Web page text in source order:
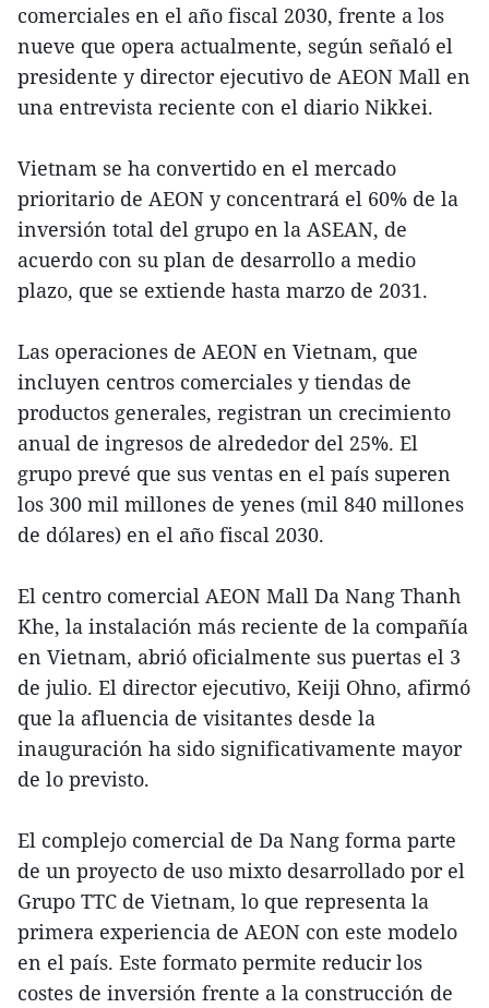
comerciales en el año fiscal 2030, frente a los
nueve que opera actualmente, según señaló el
presidente y director ejecutivo de AEON Mall en
una entrevista reciente con el diario Nikkei.
Vietnam se ha convertido en el mercado
prioritario de AEON y concentrará el 60% de la
inversión total del grupo en la ASEAN, de
acuerdo con su plan de desarrollo a medio
plazo, que se extiende hasta marzo de 2031.
Las operaciones de AEON en Vietnam, que
incluyen centros comerciales y tiendas de
productos generales, registran un crecimiento
anual de ingresos de alrededor del 25%. El
grupo prevé que sus ventas en el país superen
los 300 mil millones de yenes (mil 840 millones
de dólares) en el año fiscal 2030.
El centro comercial AEON Mall Da Nang Thanh
Khe, la instalación más reciente de la compañía
en Vietnam, abrió oficialmente sus puertas el 3
de julio. El director ejecutivo, Keiji Ohno, afirmó
que la afluencia de visitantes desde la
inauguración ha sido significativamente mayor
de lo previsto.
El complejo comercial de Da Nang forma parte
de un proyecto de uso mixto desarrollado por el
Grupo TTC de Vietnam, lo que representa la
primera experiencia de AEON con este modelo
en el país. Este formato permite reducir los
costes de inversión frente a la construcción de